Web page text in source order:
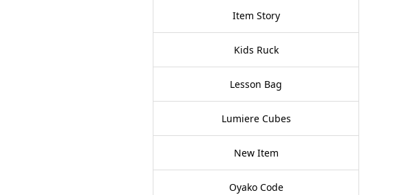
Item Story
Kids Ruck
Lesson Bag
Lumiere Cubes
New Item
Oyako Code